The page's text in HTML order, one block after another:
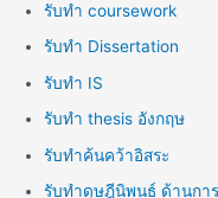
รับทำ coursework
รับทำ Dissertation
รับทำ IS
รับทำ thesis อังกฤษ
รับทำค้นคว้าอิสระ
รับทำดุษฎีนิพนธ์ ด้านกา